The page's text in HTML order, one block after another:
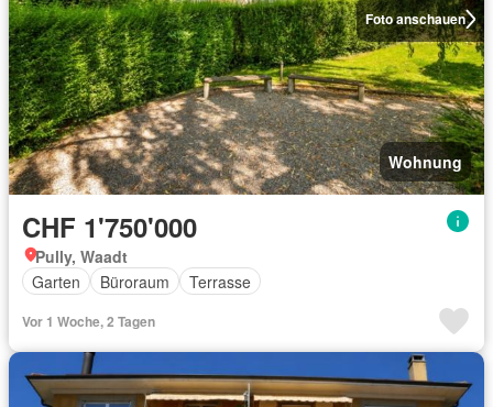
Foto anschauen
Wohnung
CHF 1'750'000
Pully, Waadt
Garten
Büroraum Terrasse
Vor 1 Woche, 2 Tagen